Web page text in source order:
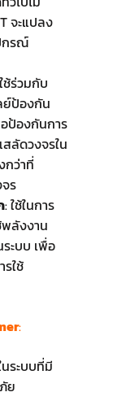
จะแปลง
กรณ์
ช้ร่วมกับ
ย์ป้องกัน
ป้องกันการ
สลัดวงจรใน
กว่าที่
ร
: ใช้ในการ
ลังงาน
ะบบ เพื่อ
ใช้
:
ระบบที่มี
ย